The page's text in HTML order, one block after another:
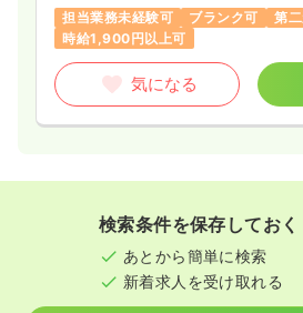
担当業務未経験可 ブランク可
第
時給1,900円以上可
気になる
検索条件を保存しておく
あとから簡単に検索
新着求人を受け取れる